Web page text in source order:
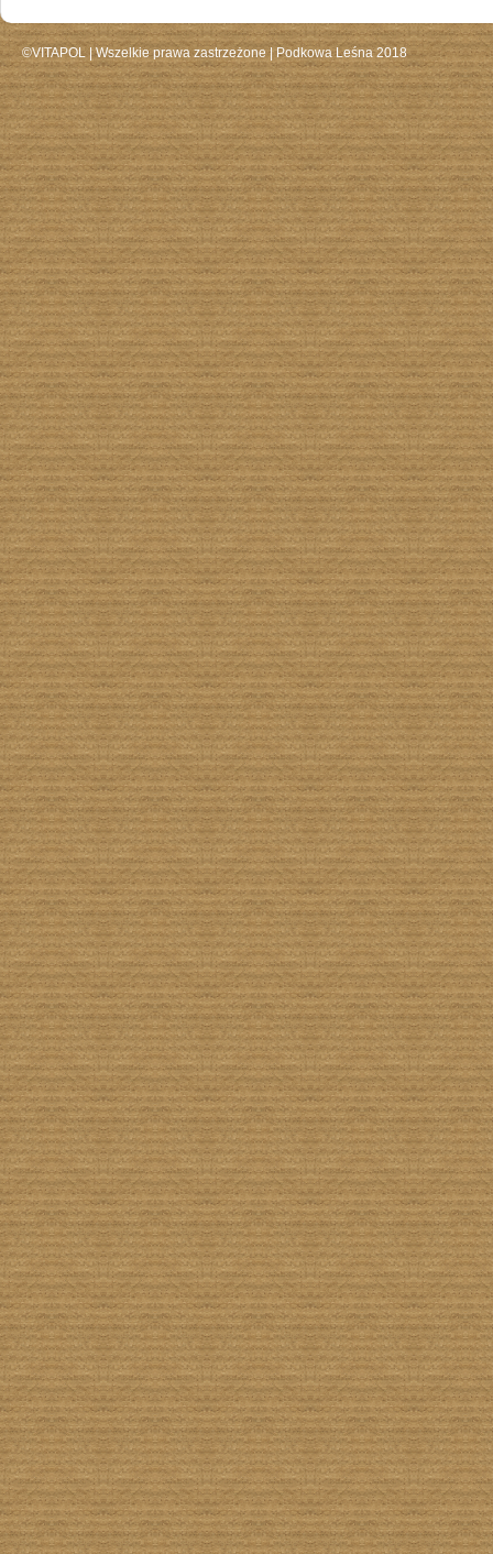
©VITAPOL |Wszelkie prawa zastrzeżone | Podkowa Leśna 2018